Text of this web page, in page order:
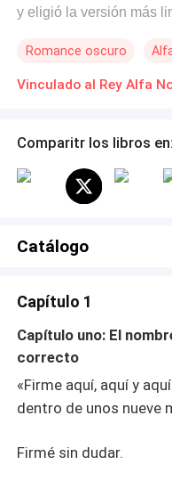
y eligió la versión más
Sinclair. Frío, poderoso
Norteamérica, Dominic
de su hijo por nacer.
error de la clínica, dos
completamente
vida del otro sin nada
con algo mucho más
puede dejar de mirarla
de que, detrás de todo
nunca habla. Ella no
nadie. Pero resulta que
bajo su control. «Un
sobre hombres lobo,
Romance oscuro
Comparitr los libros en:
Catálogo
Capítulo 1
Capítulo uno: El
correcto
«Firme aquí, aquí y
dentro de unos nueve
Firmé sin dudar.